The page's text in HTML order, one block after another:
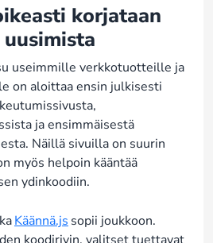
korjataan
useimmille verkkotuotteille ja
on aloittaa ensin julkisesti
ja ensimmäisestä
Näillä sivuilla on suurin
myös helpoin kääntää
ydinkoodiin.
Käännä.js sopii joukkoon.